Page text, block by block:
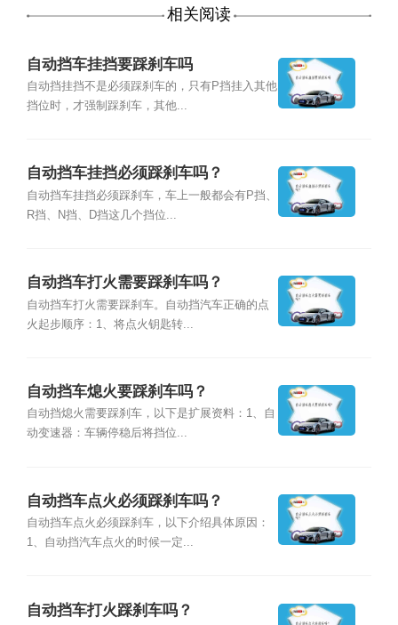
相关阅读
自动挡车挂挡要踩刹车吗
自动挡挂挡不是必须踩刹车的，只有P挡挂入其他
挡位时，才强制踩刹车，其他...
自动挡车挂挡必须踩刹车吗？
自动挡车挂挡必须踩刹车，车上一般都会有P挡、
R挡、N挡、D挡这几个挡位...
自动挡车打火需要踩刹车吗？
自动挡车打火需要踩刹车。自动挡汽车正确的点
火起步顺序：1、将点火钥匙转...
自动挡车熄火要踩刹车吗？
自动挡熄火需要踩刹车，以下是扩展资料：1、自
动变速器：车辆停稳后将挡位...
自动挡车点火必须踩刹车吗？
自动挡车点火必须踩刹车，以下介绍具体原因：
1、自动挡汽车点火的时候一定...
自动挡车打火踩刹车吗？